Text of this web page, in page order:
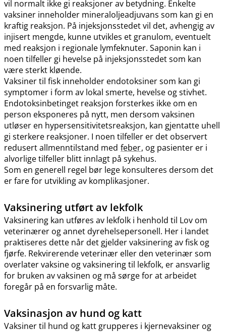
vil normalt ikke gi reaksjoner av betydning. Enkelte
vaksiner inneholder mineraloljeadjuvans som kan gi en
kraftig reaksjon. På injeksjonsstedet vil det, avhengig av
injisert mengde, kunne utvikles et granulom, eventuelt
med reaksjon i regionale lymfeknuter. Saponin kan i
noen tilfeller gi hevelse på injeksjonsstedet som kan
være sterkt kløende.
Vaksiner til fisk inneholder endotoksiner som kan gi
symptomer i form av lokal smerte, hevelse og stivhet.
Endotoksinbetinget reaksjon forsterkes ikke om en
person eksponeres på nytt, men dersom vaksinen
utløser en hypersensitivitetsreaksjon, kan gjentatte uhell
gi sterkere reaksjoner. I noen tilfeller er det observert
redusert allmenntilstand med feber, og pasienter er i
alvorlige tilfeller blitt innlagt på sykehus.
Som en generell regel bør lege konsulteres dersom det
er fare for utvikling av komplikasjoner.
Vaksinering utført av lekfolk
Vaksinering kan utføres av lekfolk i henhold til Lov om
veterinærer og annet dyrehelsepersonell. Her i landet
praktiseres dette når det gjelder vaksinering av fisk og
fjørfe. Rekvirerende veterinær eller den veterinær som
overlater vaksine og vaksinering til lekfolk, er ansvarlig
for bruken av vaksinen og må sørge for at arbeidet
foregår på en forsvarlig måte.
Vaksinasjon av hund og katt
Vaksiner til hund og katt grupperes i kjernevaksiner og